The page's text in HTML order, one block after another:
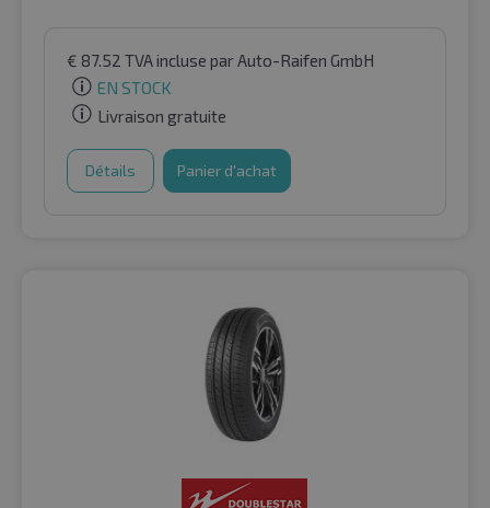
€ 87.52 TVA incluse par Auto-Raifen GmbH
EN STOCK
Livraison gratuite
Détails Panier d'achat